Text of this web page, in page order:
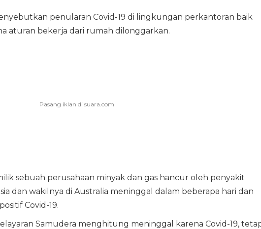
penularan Covid-19 di lingkungan perkantoran baik
aturan bekerja dari rumah dilonggarkan.
sebuah perusahaan minyak dan gas hancur oleh penyakit
dan wakilnya di Australia meninggal dalam beberapa hari dan
Covid-19.
Samudera menghitung meninggal karena Covid-19,